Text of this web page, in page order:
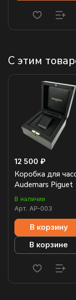
С этим
12 500 ₽
Коробка для
Audemars Piguet
В наличии
Арт. AP-003
В корзину
В корзине